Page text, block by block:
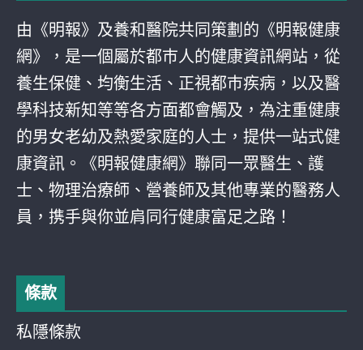
由《明報》及養和醫院共同策劃的《明報健康
網》，是一個屬於都巿人的健康資訊網站，從
養生保健、均衡生活、正視都巿疾病，以及醫
學科技新知等等各方面都會觸及，為注重健康
的男女老幼及熱愛家庭的人士，提供一站式健
康資訊。《明報健康網》聯同一眾醫生、護
士、物理治療師、營養師及其他專業的醫務人
員，携手與你並肩同行健康富足之路！
條款
私隱條款